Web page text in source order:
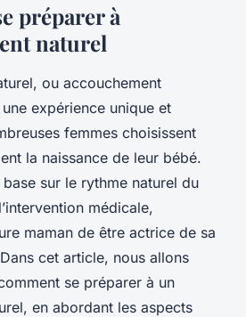
préparer à
naturel
ou accouchement
expérience unique et
femmes choisissent
la naissance de leur bébé.
sur le rythme naturel du
médicale,
maman de être actrice de sa
cet article, nous allons
se préparer à un
en abordant les aspects